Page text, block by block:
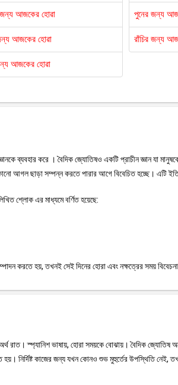
আজকের হোৱা
আজকের হোৱা
আজকের হোৱা
পুনের জন্য
রাঁচির জন্য
ব্যবহার করে । বৈদিক জ্যোতিষও একটি প্রাচীন জ্ঞান যা
আগল ছাড়া সম্পন্ন করতে পারার আগে বিবেচিত হচ্ছে। এটি
শ্লোক এর মাধ্যমে বর্ণিত হয়েছে:
করতে হয়, তখনই সেই দিনের হোরা এবং নক্ষত্রের সময়
স্প্যানিশ ভাষায়, হোরা সময়কে বোঝায়। বৈদিক জ্যোতিষ
হয়। নির্দিষ্ট কাজের জন্য যখন কোনও শুভ মুহুর্তের উপস্থিতি নেই,